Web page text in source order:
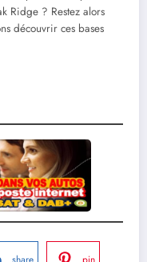
Ridge ? Restez alors
découvrir ces bases